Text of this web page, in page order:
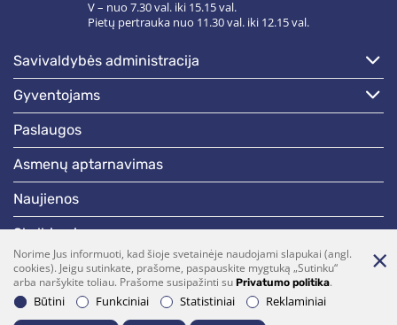
V – nuo 7.30 val. iki 15.15 val.
Pietų pertrauka nuo 11.30 val. iki 12.15 val.
savivaldybės administracija
gyventojams
paslaugos
asmenų aptarnavimas
naujienos
skelbimai
darbotvarkės
Bendraukime
Norime Jus informuoti, kad šioje svetainėje naudojami slapukai (angl.
cookies). Jeigu sutinkate, prašome, paspauskite mygtuką „Sutinku“
arba naršykite toliau. Prašome susipažinti su Privatumo politika.
Būtini
Funkciniai Statistiniai Reklaminiai